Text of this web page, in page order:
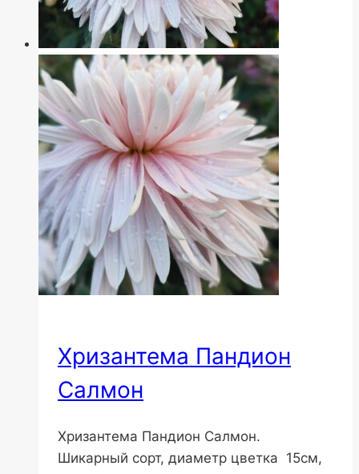
Хризантема Пандион
Салмон
Хризантема Пандион Салмон.
Шикарный сорт, диаметр цветка 15см,